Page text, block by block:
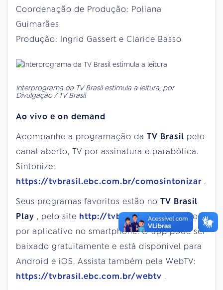
Coordenação de Produção: Poliana
Guimarães
Produção: Ingrid Gassert e Clarice Basso
Interprograma da TV Brasil estimula a leitura, por
Divulgação / TV Brasil
Ao vivo e on demand
Acompanhe a programação da TV Brasil pelo
canal aberto, TV por assinatura e parabólica.
Sintonize:
https://tvbrasil.ebc.com.br/comosintonizar .
Seus programas favoritos estão no TV Brasil
Play , pelo site http://tvbrasilplay.com.brou
por aplicativo no smartphone. O app pode ser
baixado gratuitamente e está disponível para
Android e iOS. Assista também pela WebTV:
https://tvbrasil.ebc.com.br/webtv .